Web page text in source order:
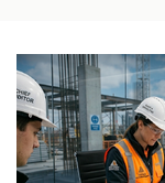
качества
оценки
Результатом